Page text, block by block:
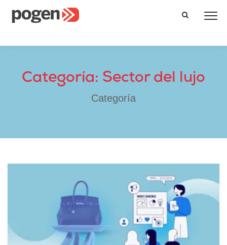
Categoría: Sector del lujo
Categoría